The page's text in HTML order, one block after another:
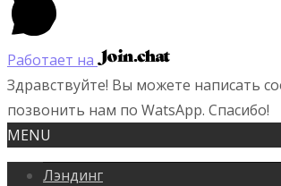
Работает на
Здравствуйте! Вы можете написать
позвонить нам по WatsApp. Спасибо!
MENU
Лэндинг